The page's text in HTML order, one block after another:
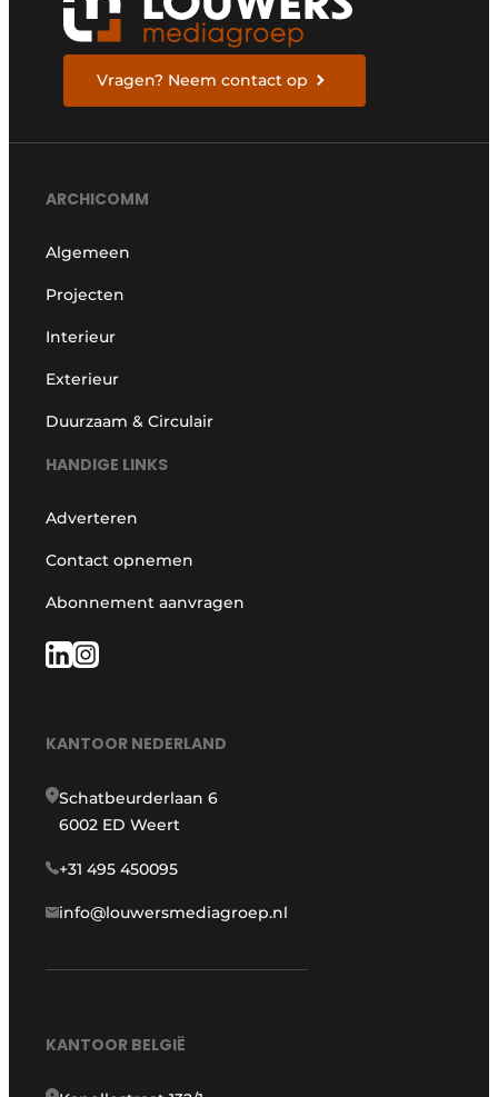
Vragen? Neem contact op
ARCHICOMM
Algemeen
Projecten
Interieur
Exterieur
Duurzaam & Circulair
HANDIGE LINKS
Adverteren
Contact opnemen
Abonnement aanvragen
KANTOOR NEDERLAND
Schatbeurderlaan 6
6002 ED Weert
+31 495 450095
info@louwersmediagroep.nl
KANTOOR BELGIË